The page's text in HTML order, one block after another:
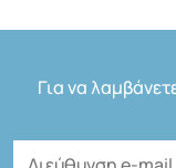
Για να